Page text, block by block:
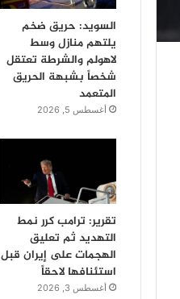
السويد: حريق ضخم
يلتهم منازل وسط
لاهولم والشرطة تعتقل
شخصاً بشبهة الحريق
المتعمد
أغسطس 5, 2026
تقرير: ترامب كرر نمط
التهديد ثم تعليق
الهجمات على إيران قبل
استئنافها لاحقاً
أغسطس 3, 2026